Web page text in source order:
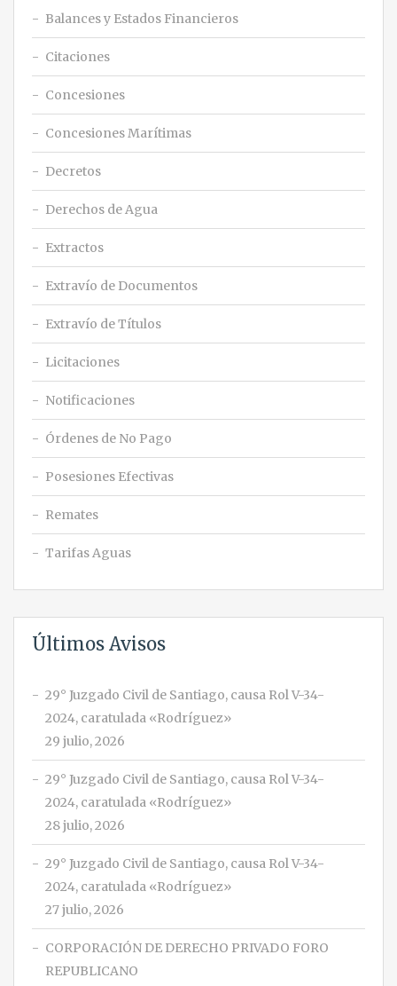
Balances y Estados Financieros
Citaciones
Concesiones
Concesiones Marítimas
Decretos
Derechos de Agua
Extractos
Extravío de Documentos
Extravío de Títulos
Licitaciones
Notificaciones
Órdenes de No Pago
Posesiones Efectivas
Remates
Tarifas Aguas
Últimos Avisos
29° Juzgado Civil de Santiago, causa Rol V-34-
2024, caratulada «Rodríguez»
29 julio, 2026
29° Juzgado Civil de Santiago, causa Rol V-34-
2024, caratulada «Rodríguez»
28 julio, 2026
29° Juzgado Civil de Santiago, causa Rol V-34-
2024, caratulada «Rodríguez»
27 julio, 2026
CORPORACIÓN DE DERECHO PRIVADO FORO
REPUBLICANO